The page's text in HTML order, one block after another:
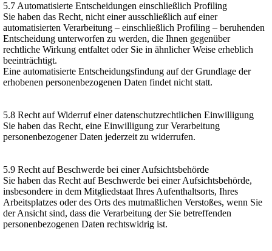
5.7 Automatisierte Entscheidungen einschließlich Profiling
Sie haben das Recht, nicht einer ausschließlich auf einer
automatisierten Verarbeitung – einschließlich Profiling – beruhenden
Entscheidung unterworfen zu werden, die Ihnen gegenüber
rechtliche Wirkung entfaltet oder Sie in ähnlicher Weise erheblich
beeinträchtigt.
Eine automatisierte Entscheidungsfindung auf der Grundlage der
erhobenen personenbezogenen Daten findet nicht statt.
5.8 Recht auf Widerruf einer datenschutzrechtlichen Einwilligung
Sie haben das Recht, eine Einwilligung zur Verarbeitung
personenbezogener Daten jederzeit zu widerrufen.
5.9 Recht auf Beschwerde bei einer Aufsichtsbehörde
Sie haben das Recht auf Beschwerde bei einer Aufsichtsbehörde,
insbesondere in dem Mitgliedstaat Ihres Aufenthaltsorts, Ihres
Arbeitsplatzes oder des Orts des mutmaßlichen Verstoßes, wenn Sie
der Ansicht sind, dass die Verarbeitung der Sie betreffenden
personenbezogenen Daten rechtswidrig ist.